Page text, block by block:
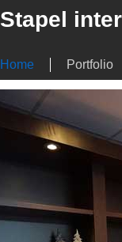
Stapel
Home Portfolio